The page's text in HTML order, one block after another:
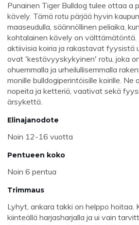
Punainen Tiger Bulldog tulee ottaa a
kävely. Tämä rotu pärjää hyvin
maaseudulla, säännöllinen peliaika,
kohtalainen kävely on
aktiivisia koiria ja rakastavat fyysistä
ovat 'kestävyyskykyinen' rotu, joka
ohuemmalla ja urheilullisemmalla
monille bulldogiperintöisille koirille. Ne
nopeita ja ketteriä, vaativat sekä
ärsykettä.
Elinajanodote
Noin 12-16 vuotta
Pentueen koko
Noin 6 pentua
Trimmaus
Lyhyt, ankara takki on helppo hoitaa.
kiinteällä harjasharjalla ja ui vain